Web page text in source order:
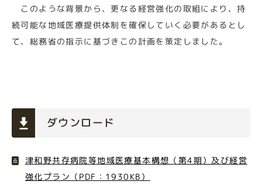
このような背景から、 更なる経営強化の取組により、持
続可能な地域医療提供体制を確保していく必要があるとし
て、総務省の指示に基づきこの計画を策定しました。
ダウンロード
津和野共存病院等地域医療基本構想（第4期）及び経営
強化プラン（PDF：1930KB）